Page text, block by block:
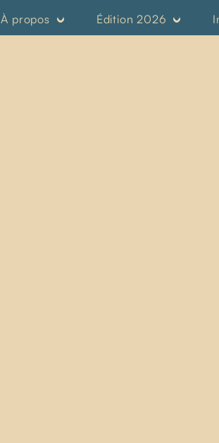
À propos Édition 2026